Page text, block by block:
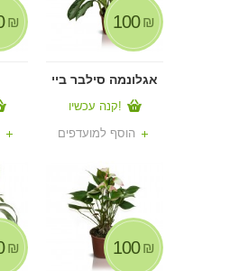
אגלונמה סילבר ביי
₪
100
קנה עכשיו!
הוסף למועדפים
₪
100
₪
100
₪
100